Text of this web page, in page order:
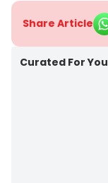
Share Article
Curated For You